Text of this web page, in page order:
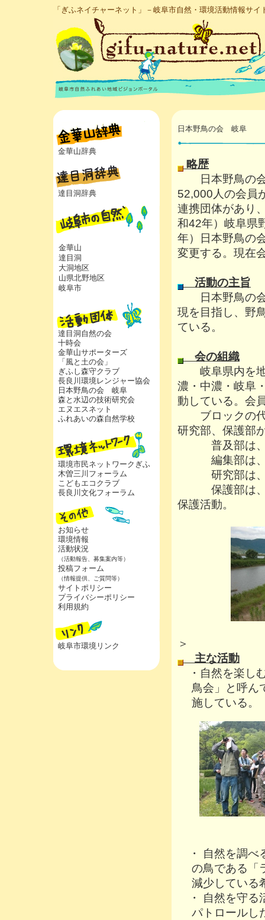
「ぎふネイチャーネット」－岐阜市自然・環境活動情報サイ
金華山辞典
達目洞辞典
金華山
達目洞
大洞地区
山県北野地区
岐阜市
達目洞自然の会
十時会
金華山サポーターズ
「風と土の会」
ぎふし森守クラブ
長良川環境レンジャー協会
日本野鳥の会 岐阜
森と水辺の技術研究会
エヌエスネット
ふれあいの森自然学校
環境市民ネットワークぎふ
木曽三川フォーラム
こどもエコクラブ
長良川文化フォーラム
お知らせ
環境情報
活動状況
（活動報告、募集案内等）
投稿フォーム
（情報提供、ご質問等）
サイトポリシー
プライバシーポリシー
利用規約
岐阜市環境リンク
日本野鳥の会 岐阜
略歴
日本野鳥の
52,000 人の会員
連携団体があり
和42年）岐阜県
年）日本野鳥の
変更する。現在
活動の主旨
日本野鳥の会
現を目指し、野
ている。
会の組織
岐阜県内を地
濃・中濃・岐阜
動している。会
ブロックの代
研究部、保護部
普及部は、探
編集部は、会
研究部は、
保護部は、密
保護活動。
＞ ＜
主な活動
・ 自然を楽し
鳥会」と呼ん
施している。
・
自然を調
の鳥である「
減少している
・
自然を守
パトロールし